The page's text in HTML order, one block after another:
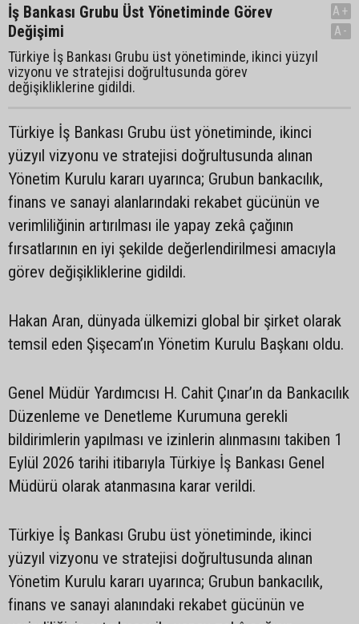
İş Bankası Grubu Üst Yönetiminde Görev
Değişimi
Türkiye İş Bankası Grubu üst yönetiminde, ikinci yüzyıl
vizyonu ve stratejisi doğrultusunda görev
değişikliklerine gidildi.
A+
A-
Türkiye İş Bankası Grubu üst yönetiminde, ikinci
yüzyıl vizyonu ve stratejisi doğrultusunda alınan
Yönetim Kurulu kararı uyarınca; Grubun bankacılık,
finans ve sanayi alanlarındaki rekabet gücünün ve
verimliliğinin artırılması ile yapay zekâ çağının
fırsatlarının en iyi şekilde değerlendirilmesi amacıyla
görev değişikliklerine gidildi.
Hakan Aran, dünyada ülkemizi global bir şirket olarak
temsil eden Şişecam’ın Yönetim Kurulu Başkanı oldu.
Genel Müdür Yardımcısı H. Cahit Çınar’ın da Bankacılık
Düzenleme ve Denetleme Kurumuna gerekli
bildirimlerin yapılması ve izinlerin alınmasını takiben 1
Eylül 2026 tarihi itibarıyla Türkiye İş Bankası Genel
Müdürü olarak atanmasına karar verildi.
Türkiye İş Bankası Grubu üst yönetiminde, ikinci
yüzyıl vizyonu ve stratejisi doğrultusunda alınan
Yönetim Kurulu kararı uyarınca; Grubun bankacılık,
finans ve sanayi alanındaki rekabet gücünün ve